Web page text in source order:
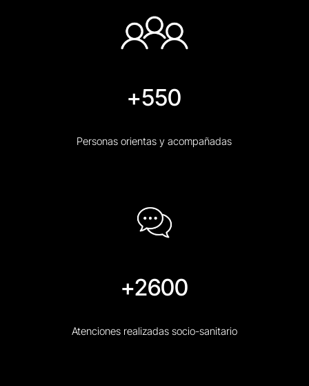
+550
Personas orientas y acompañadas
+2600
Atenciones realizadas socio-sanitario